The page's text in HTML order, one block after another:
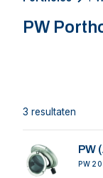
PW
3 resultaten
PW